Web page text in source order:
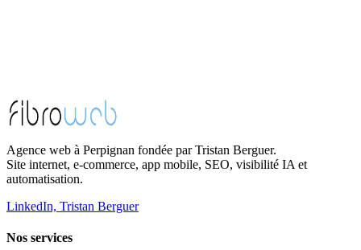
Agence web à Perpignan fondée par Tristan Berguer.
Site internet, e-commerce, app mobile, SEO, visibilité IA et
automatisation.
LinkedIn, Tristan Berguer
Nos services